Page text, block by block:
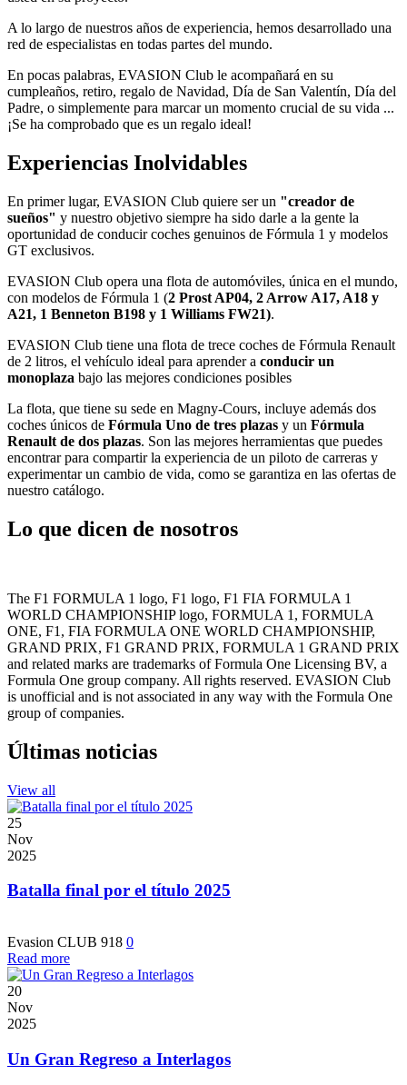
A lo largo de nuestros años de experiencia, hemos desarrollado una
red de especialistas en todas partes del mundo.
En pocas palabras, EVASION Club le acompañará en su
cumpleaños, retiro, regalo de Navidad, Día de San Valentín, Día del
Padre, o simplemente para marcar un momento crucial de su vida ...
¡Se ha comprobado que es un regalo ideal!
Experiencias Inolvidables
En primer lugar, EVASION Club quiere ser un "creador de
sueños" y nuestro objetivo siempre ha sido darle a la gente la
oportunidad de conducir coches genuinos de Fórmula 1 y modelos
GT exclusivos.
EVASION Club opera una flota de automóviles, única en el mundo,
con modelos de Fórmula 1 (2 Prost AP04, 2 Arrow A17, A18 y
A21, 1 Benneton B198 y 1 Williams FW21).
EVASION Club tiene una flota de trece coches de Fórmula Renault
de 2 litros, el vehículo ideal para aprender a conducir un
monoplaza bajo las mejores condiciones posibles
La flota, que tiene su sede en Magny-Cours, incluye además dos
coches únicos de Fórmula Uno de tres plazas y un Fórmula
Renault de dos plazas. Son las mejores herramientas que puedes
encontrar para compartir la experiencia de un piloto de carreras y
experimentar un cambio de vida, como se garantiza en las ofertas de
nuestro catálogo.
Lo que dicen de nosotros
The F1 FORMULA 1 logo, F1 logo, F1 FIA FORMULA 1
WORLD CHAMPIONSHIP logo, FORMULA 1, FORMULA
ONE, F1, FIA FORMULA ONE WORLD CHAMPIONSHIP,
GRAND PRIX, F1 GRAND PRIX, FORMULA 1 GRAND PRIX
and related marks are trademarks of Formula One Licensing BV, a
Formula One group company. All rights reserved. EVASION Club
is unofficial and is not associated in any way with the Formula One
group of companies.
Últimas noticias
View all
25
Nov
2025
Batalla final por el título 2025
Evasion CLUB 918 0
Read more
20
Nov
2025
Un Gran Regreso a Interlagos